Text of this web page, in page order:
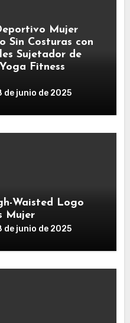
Mujer
Sin Costuras con
Sujetador de
Fitness
de junio de 2025
Waisted Logo
Mujer
de junio de 2025